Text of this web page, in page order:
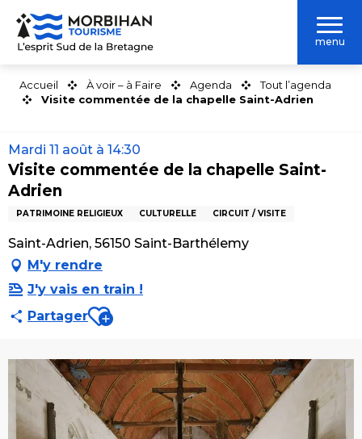
Aller
contenu
menu
Accueil À voir – à Faire Agenda
Tout l’agenda
Visite commentée de la chapelle Saint-Adrien
Mardi 11 août à 14:30
Visite commentée de la chapelle Saint-
Adrien
PATRIMOINE RELIGIEUX CULTURELLE CIRCUIT / VISITE
Saint-Adrien, 56150 Saint-Barthélemy
M'y rendre
J'y vais en train !
PartagerAjouter aux favoris